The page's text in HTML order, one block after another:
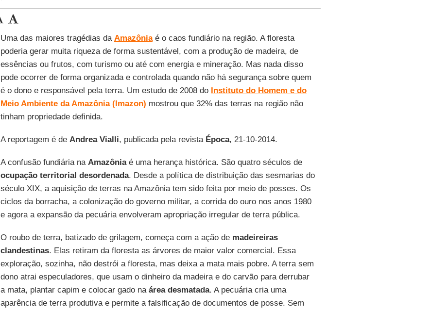
Uma das maiores tragédias da Amazôniaé o caos fundiário na região. A floresta
poderia gerar muita riqueza de forma sustentável, com a produção de madeira, de
essências ou frutos, com turismo ou até com energia e mineração. Mas nada disso
pode ocorrer de forma organizada e controlada quando não há segurança sobre quem
é o dono e responsável pela terra. Um estudo de 2008 do Instituto do Homem e do
Meio Ambiente da Amazônia (Imazon) mostrou que 32% das terras na região não
tinham propriedade definida.
A reportagem é deAndrea Vialli, publicada pela revista Época, 21-10-2014.
A confusão fundiária na Amazôniaé uma herança histórica. São quatro séculos de
ocupação territorial desordenada. Desde a política de distribuição das sesmarias do
século XIX, a aquisição de terras na Amazônia tem sido feita por meio de posses. Os
ciclos da borracha, a colonização do governo militar, a corrida do ouro nos anos 1980
e agora a expansão da pecuária envolveram apropriação irregular de terra pública.
O roubo de terra, batizado de grilagem, começa com a ação de madeireiras
clandestinas. Elas retiram da floresta as árvores de maior valor comercial. Essa
exploração, sozinha, não destrói a floresta, mas deixa a mata mais pobre. A terra sem
dono atrai especuladores, que usam o dinheiro da madeira e do carvão para derrubar
a mata, plantar capim e colocar gado na área desmatada. A pecuária cria uma
aparência de terra produtiva e permite a falsificação de documentos de posse. Sem